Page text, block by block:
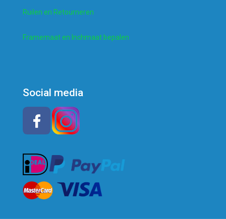
Ruilen en Retourneren
Framemaat en Inchmaat bepalen
Social media